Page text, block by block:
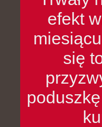
efekt
się